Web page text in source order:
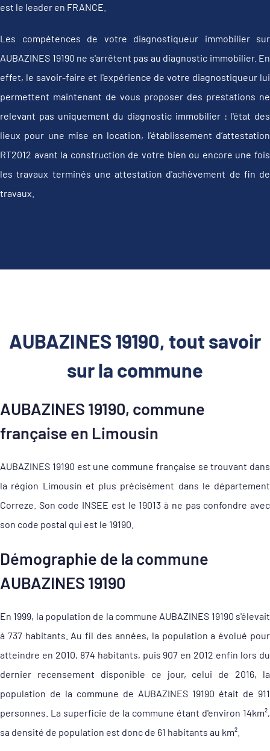
est le leader en FRANCE.
Les compétences de votre diagnostiqueur immobilier sur
AUBAZINES 19190 ne s'arrêtent pas au diagnostic immobilier. En
effet, le savoir-faire et l'expérience de votre diagnostiqueur lui
permettent maintenant de vous proposer des prestations ne
relevant pas uniquement du diagnostic immobilier : l'état des
lieux pour une mise en location, l'établissement d’attestation
RT2012 avant la construction de votre bien ou encore une fois
les travaux terminés une attestation d'achèvement de fin de
travaux.
AUBAZINES 19190, tout savoir
sur la commune
AUBAZINES 19190, commune
française en Limousin
AUBAZINES 19190 est une commune française se trouvant dans
la région Limousin et plus précisément dans le département
Correze. Son code INSEE est le 19013 à ne pas confondre avec
son code postal qui est le 19190.
Démographie de la commune
AUBAZINES 19190
En 1999, la population de la commune AUBAZINES 19190 s'élevait
à 737 habitants. Au fil des années, la population a évolué pour
atteindre en 2010, 874 habitants, puis 907 en 2012 enfin lors du
dernier recensement disponible ce jour, celui de 2016, la
population de la commune de AUBAZINES 19190 était de 911
personnes. La superficie de la commune étant d'environ 14km²,
sa densité de population est donc de 61 habitants au km².